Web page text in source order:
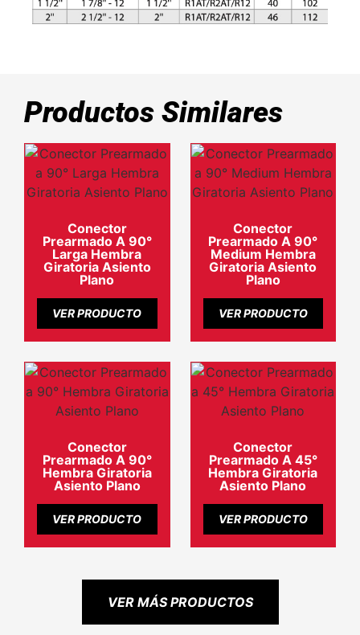
Productos Similares
Conector
Prearmado A 90°
Larga Hembra
Giratoria Asiento
Plano
VER PRODUCTO
Conector
Prearmado A 90°
Medium Hembra
Giratoria Asiento
Plano
VER PRODUCTO
Conector
Prearmado A 90°
Hembra Giratoria
Asiento Plano
VER PRODUCTO
Conector
Prearmado A 45°
Hembra Giratoria
Asiento Plano
VER PRODUCTO
VER MÁS PRODUCTOS